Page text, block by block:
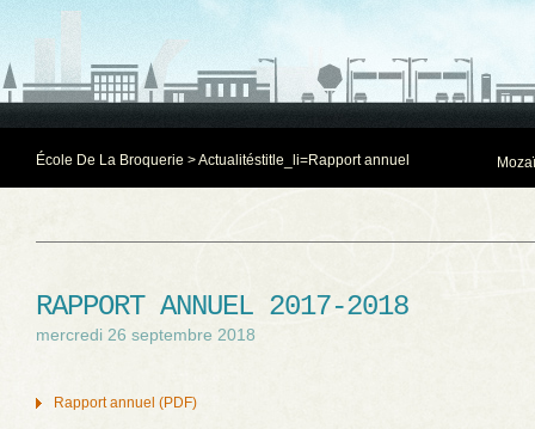
École De La Broquerie >Actualitéstitle_li=Rapport annuel
RAPPORT ANNUEL 2017-2018
mercredi 26 septembre 2018
Rapport annuel (PDF)